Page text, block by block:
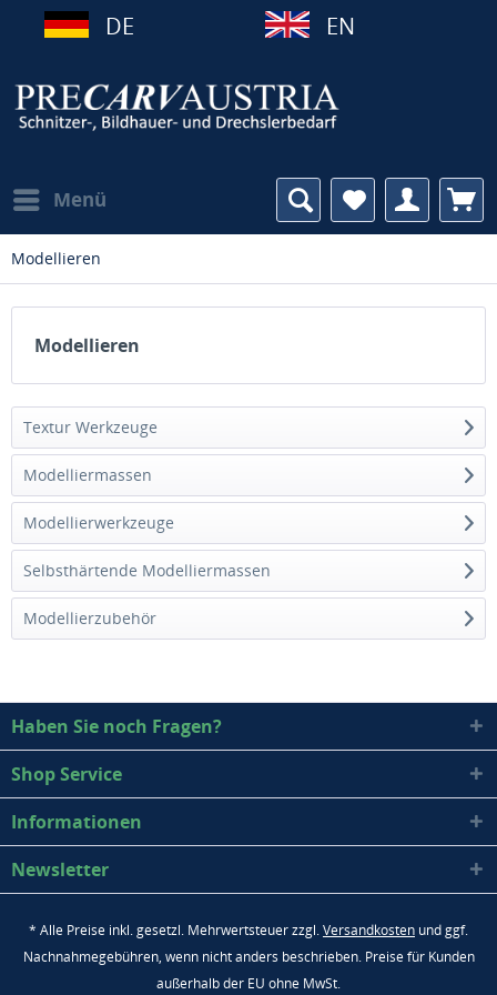
DE EN
Menü
Modellieren
Modellieren
Textur Werkzeuge
Modelliermassen
Modellierwerkzeuge
Selbsthärtende Modelliermassen
Modellierzubehör
Haben Sie noch Fragen?
Shop Service
Informationen
Newsletter
* Alle Preise inkl. gesetzl. Mehrwertsteuer zzgl.Versandkosten und ggf.
Nachnahmegebühren, wenn nicht anders beschrieben. Preise für Kunden
außerhalb der EU ohne MwSt.